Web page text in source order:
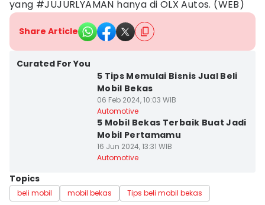
yang #JUJURLYAMAN hanya di OLX Autos. (WEB)
Share Article
Curated For You
5 Tips Memulai Bisnis Jual Beli
Mobil Bekas
06 Feb 2024, 10:03 WIB
Automotive
5 Mobil Bekas Terbaik Buat Jadi
Mobil Pertamamu
16 Jun 2024, 13:31 WIB
Automotive
Topics
beli mobil mobil bekas Tips beli mobil bekas